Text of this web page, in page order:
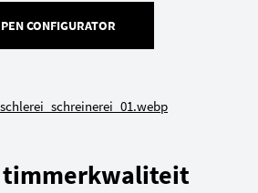
CONFIGURATOR
timmerkwaliteit